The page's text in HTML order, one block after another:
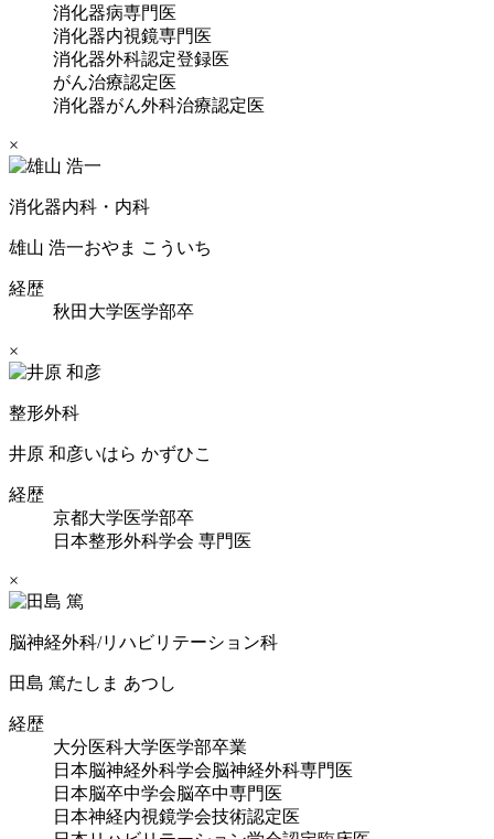
消化器病専門医
消化器内視鏡専門医
消化器外科認定登録医
がん治療認定医
消化器がん外科治療認定医
×
消化器内科・内科
雄山 浩一おやま こういち
経歴
秋田大学医学部卒
×
整形外科
井原 和彦いはら かずひこ
経歴
京都大学医学部卒
日本整形外科学会 専門医
×
脳神経外科/リハビリテーション科
田島 篤たしま あつし
経歴
大分医科大学医学部卒業
日本脳神経外科学会脳神経外科専門医
日本脳卒中学会脳卒中専門医
日本神経内視鏡学会技術認定医